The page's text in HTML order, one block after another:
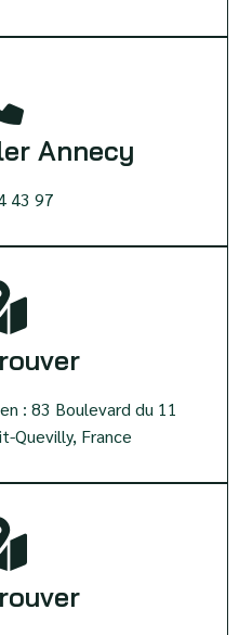
Annecy
43 97
: 83 Boulevard du 11
Quevilly, France